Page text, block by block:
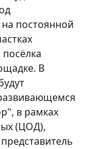
на постоянной
В
в рамках
(ЦОД),